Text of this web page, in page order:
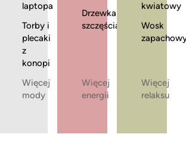
laptopa
Torby i
plecaki
z
konopi
Więcej
mody
Drzewka
szczęścia
Więcej
energii
kwiatowy
Wosk
Więcej
relaksu